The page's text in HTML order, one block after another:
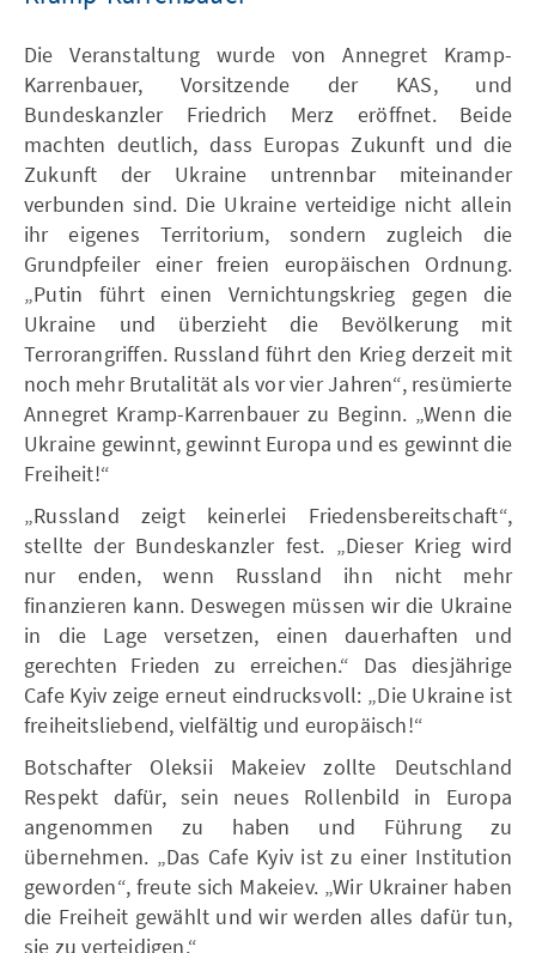
Die Veranstaltung wurde von Annegret Kramp-
Karrenbauer, Vorsitzende der KAS, und
Bundeskanzler Friedrich Merz eröffnet. Beide
machten deutlich, dass Europas Zukunft und die
Zukunft der Ukraine untrennbar miteinander
verbunden sind. Die Ukraine verteidige nicht allein
ihr eigenes Territorium, sondern zugleich die
Grundpfeiler einer freien europäischen Ordnung.
„Putin führt einen Vernichtungskrieg gegen die
Ukraine und überzieht die Bevölkerung mit
Terrorangriffen. Russland führt den Krieg derzeit mit
noch mehr Brutalität als vor vier Jahren“, resümierte
Annegret Kramp-Karrenbauer zu Beginn. „Wenn die
Ukraine gewinnt, gewinnt Europa und es gewinnt die
Freiheit!“
„Russland zeigt keinerlei Friedensbereitschaft“,
stellte der Bundeskanzler fest. „Dieser Krieg wird
nur enden, wenn Russland ihn nicht mehr
finanzieren kann. Deswegen müssen wir die Ukraine
in die Lage versetzen, einen dauerhaften und
gerechten Frieden zu erreichen.“ Das diesjährige
Cafe Kyiv zeige erneut eindrucksvoll: „Die Ukraine ist
freiheitsliebend, vielfältig und europäisch!“
Botschafter Oleksii Makeiev zollte Deutschland
Respekt dafür, sein neues Rollenbild in Europa
angenommen zu haben und Führung zu
übernehmen. „Das Cafe Kyiv ist zu einer Institution
geworden“, freute sich Makeiev. „Wir Ukrainer haben
die Freiheit gewählt und wir werden alles dafür tun,
sie zu verteidigen.“